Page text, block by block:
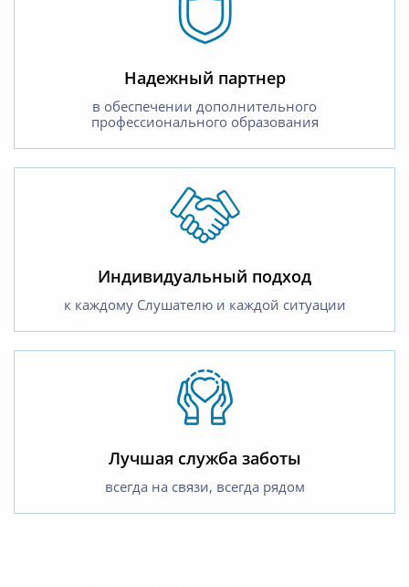
Надежный партнер
в обеспечении дополнительного
профессионального образования
Индивидуальный подход
к каждому Слушателю и каждой ситуации
Лучшая служба заботы
всегда на связи, всегда рядом